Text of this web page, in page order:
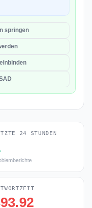
springen
24 STUNDEN